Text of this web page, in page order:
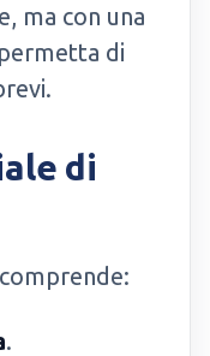
ma con una
di
di
.